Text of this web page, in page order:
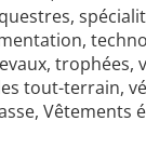
trophées,
tout-terrain,
Vêtements